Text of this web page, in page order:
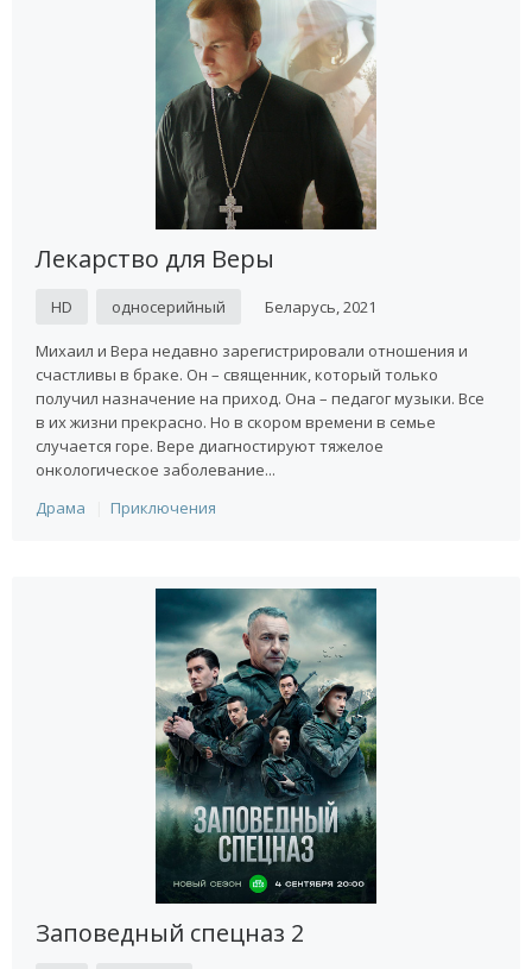
Лекарство для Веры
HD односерийный Беларусь, 2021
Михаил и Вера недавно зарегистрировали отношения и
счастливы в браке. Он – священник, который только
получил назначение на приход. Она – педагог музыки. Все
в их жизни прекрасно. Но в скором времени в семье
случается горе. Вере диагностируют тяжелое
онкологическое заболевание...
Драма
Приключения
Заповедный спецназ 2